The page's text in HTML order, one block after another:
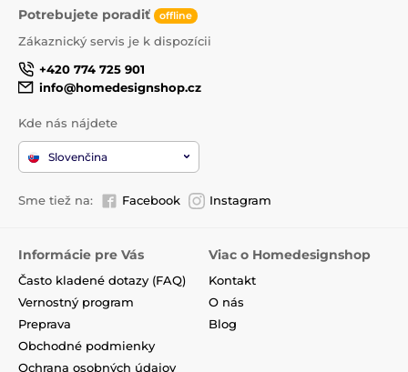
Potrebujete poradiť offline
Zákaznický servis je k dispozícii
+420 774 725 901
info@homedesignshop.cz
Kde nás nájdete
Slovenčina
Sme tiež na: Facebook Instagram
Informácie pre Vás
Často kladené dotazy (FAQ)
Vernostný program
Preprava
Obchodné podmienky
Ochrana osobných údajov
Viac o Homedesignshop
Kontakt
O nás
Blog